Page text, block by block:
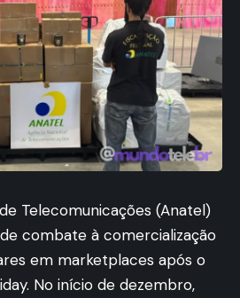
Telecomunicações (Anatel)
combate à comercialização
em marketplaces após o
No início de dezembro,